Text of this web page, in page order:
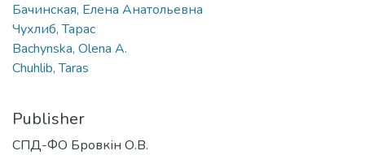
Бачинская, Елена Анатольевна
Чухлиб, Тарас
Bachynska, Olena A.
Chuhlib, Taras
Publisher
СПД-ФО Бровкін О.В.